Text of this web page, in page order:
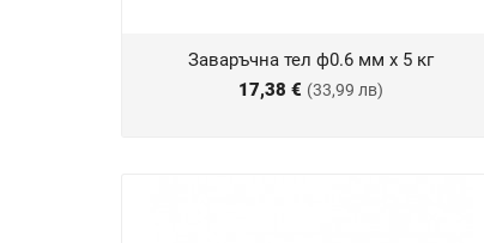
Заваръчна тел ф0.6 мм х 5 кг
17,38 € (33,99 лв)